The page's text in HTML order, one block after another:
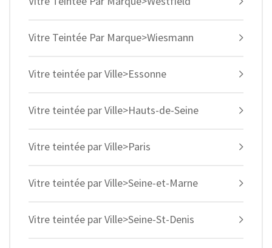
Vitre Teintée Par Marque>Wiesmann
Vitre teintée par Ville>Essonne
Vitre teintée par Ville>Hauts-de-Seine
Vitre teintée par Ville>Paris
Vitre teintée par Ville>Seine-et-Marne
Vitre teintée par Ville>Seine-St-Denis